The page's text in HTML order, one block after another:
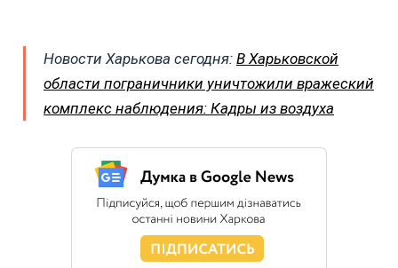
Новости Харькова сегодня: В Харьковской
области пограничники уничтожили вражеский
комплекс наблюдения: Кадры из воздуха